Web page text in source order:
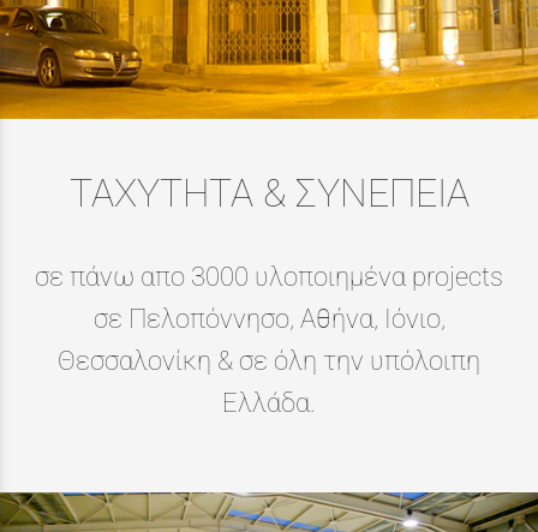
ΤΑΧΥΤΗΤΑ & ΣΥΝΕΠΕΙΑ
σε πάνω απο 3000 υλοποιημένα projects
σε Πελοπόννησο, Αθήνα, Ιόνιο,
Θεσσαλονίκη & σε όλη την υπόλοιπη
Ελλάδα.